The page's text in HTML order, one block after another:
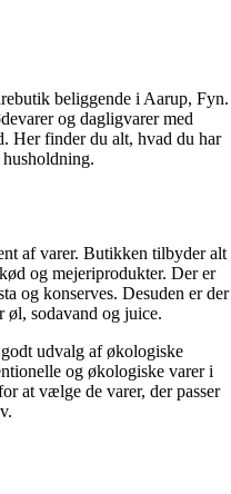
beliggende i Aarup, Fyn.
og dagligvarer med
Her finder du alt, hvad du har
af varer. Butikken tilbyder alt
og mejeriprodukter. Der er
og konserves. Desuden er der
øl, sodavand og juice.
udvalg af økologiske
og økologiske varer i
at vælge de varer, der passer